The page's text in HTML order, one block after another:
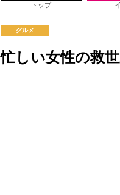
トップ
グルメ
忙しい女性の救